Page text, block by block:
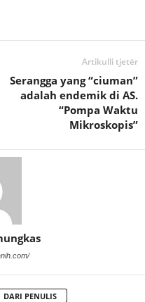
Artikulli tjetër
Serangga yang “ciuman”
adalah endemik di AS.
“Pompa Waktu
Mikroskopis”
DARI PENULIS